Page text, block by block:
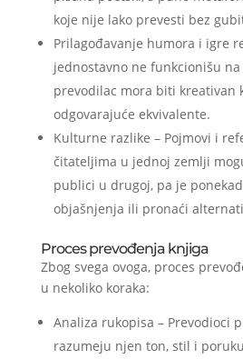
koje nije lako prevesti bez
Prilagođavanje humora i igre
jednostavno ne funkcionišu
prevodilac mora biti kreativan
odgovarajuće ekvivalente.
Kulturne razlike – Pojmovi i
čitateljima u jednoj zemlji
publici u drugoj, pa je
objašnjenja ili pronaći
Proces prevođenja knjiga
Zbog svega ovoga, proces
u nekoliko koraka:
Analiza rukopisa – Prevodioci
razumeju njen ton, stil i